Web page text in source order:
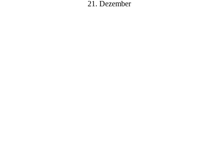
21. Dezember